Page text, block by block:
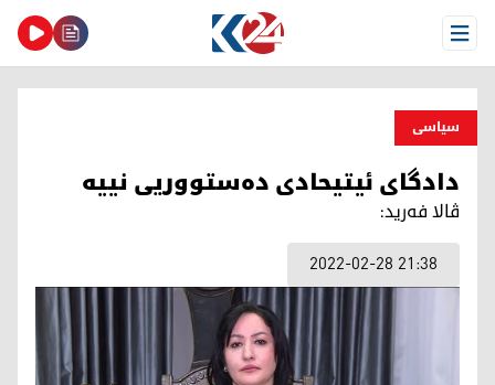
Open Menu
سیاسی
دادگای ئیتیحادی ده‌ستووریی نییه‌
ڤالا فه‌رید:
2022-02-28 21:38